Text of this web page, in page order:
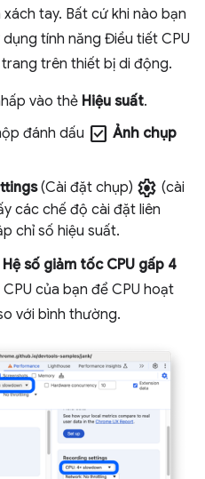
tay. Bất cứ khi nào bạn
tính năng Điều tiết CPU
trên thiết bị di động.
vào thẻ Hiệu suất.
đánh dấu check_box Ảnh chụp
(Cài đặt chụp) settings (cài
các chế độ cài đặt liên
chỉ số hiệu suất.
Hệ số giảm tốc CPU gấp 4
của bạn để CPU hoạt
với bình thường.